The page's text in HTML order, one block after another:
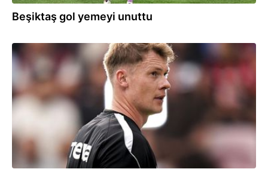
Beşiktaş gol yemeyi unuttu
22:24